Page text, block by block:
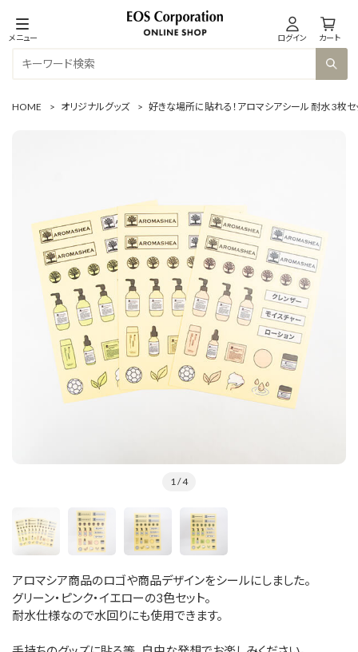
メニュー ログイン カート
HOME > オリジナルグッズ > 好きな場所に貼れる！アロマシアシール 耐水 3枚セ
1/ 4
アロマシア商品のロゴや商品デザインをシールにしました。
グリーン・ピンク・イエローの3色セット。
耐水仕様なので水回りにも使用できます。